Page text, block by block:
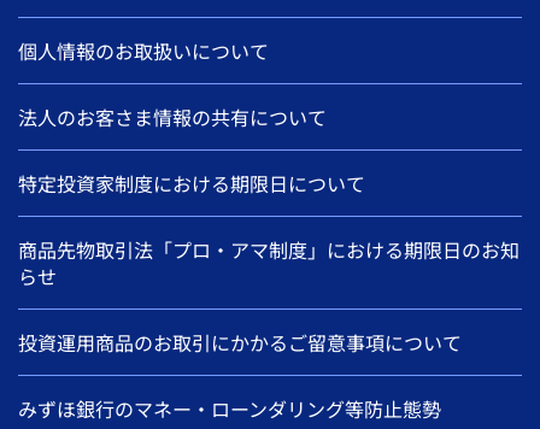
個人情報のお取扱いについて
法人のお客さま情報の共有について
特定投資家制度における期限日について
商品先物取引法「プロ・アマ制度」における期限日のお知
らせ
投資運用商品のお取引にかかるご留意事項について
みずほ銀行のマネー・ローンダリング等防止態勢